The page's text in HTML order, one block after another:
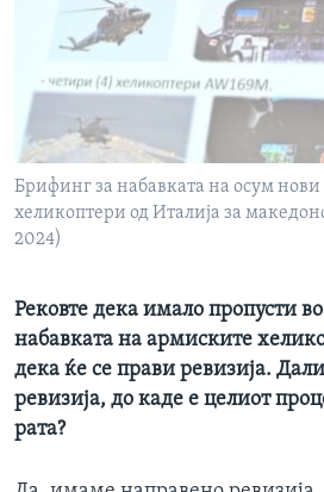
Брифинг за набавката на осум
хеликоптери од Италија за
2024)
Рековте дека имало пропусти
набавката на армиските
дека ќе се прави ревизија.
ревизија, до каде е целиот
рата?